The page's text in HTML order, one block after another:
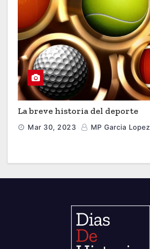
La breve historia del deporte
Mar 30, 2023 MP Garcia Lopez